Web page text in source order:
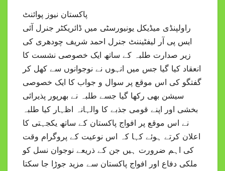
پاکستان نیوز پوائنٹ
راولپنڈی میڈیکل یونیورسٹی میں ڈائریکٹر جنرل آئی
ایس پی آر لیفٹیننٹ جنرل احمد شریف چودھری کی
زیر صدارت طلبہ کے ساتھ ایک خصوصی نشست کا
انعقاد کیا گیا جس میں انہوں نے نوجوانوں سے کھل کر
گفتگو کی اس موقع پر سوال و جواب کا ایک خصوصی
سیشن بھی رکھا گیا جسے طلبہ نے بھرپور پذیرائی
بخشی اور اپنے قومی جذبے کا والہانہ اظہار کیا طلبہ
نے اس موقع پر افواج پاکستان کے ساتھ یکجہتی کا
اعلان کرتے ہوئے کہا کہ اس نوعیت کے پروگرام وقت
کی اہم ضرورت ہیں جن کے ذریعے نوجوان نسل کو
ملکی دفاع اور افواج پاکستان سے مزید جوڑا جا سکتا